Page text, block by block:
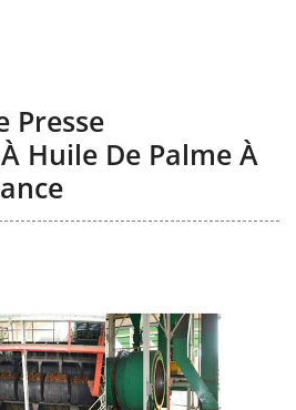
Presse
Huile De Palme À